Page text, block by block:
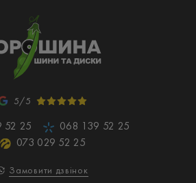
5/5
52 25
068 139 52 25
073 029 52 25
Замовити дзвінок